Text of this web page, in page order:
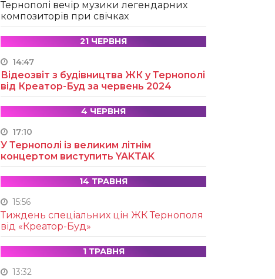
Тернополі вечір музики легендарних
композиторів при свічках
21 ЧЕРВНЯ
14:47
Відеозвіт з будівництва ЖК у Тернополі
від Креатор-Буд за червень 2024
4 ЧЕРВНЯ
17:10
У Тернополі із великим літнім
концертом виступить YAKTAK
14 ТРАВНЯ
15:56
Тиждень спеціальних цін ЖК Тернополя
від «Креатор-Буд»
1 ТРАВНЯ
13:32